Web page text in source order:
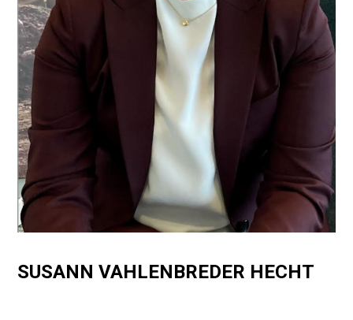
SUSANN VAHLENBREDER HECHT